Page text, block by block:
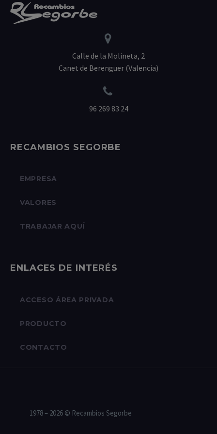


Calle de la Molineta, 2
Canet de Berenguer (Valencia)


96 269 83 24
RECAMBIOS SEGORBE
EMPRESA
VALORES
TRABAJAR AQUÍ
ENLACES DE INTERÉS
ACCESO ÁREA PRIVADA
PRODUCTO
CONTACTO
1978 – 2026 © Recambios Segorbe